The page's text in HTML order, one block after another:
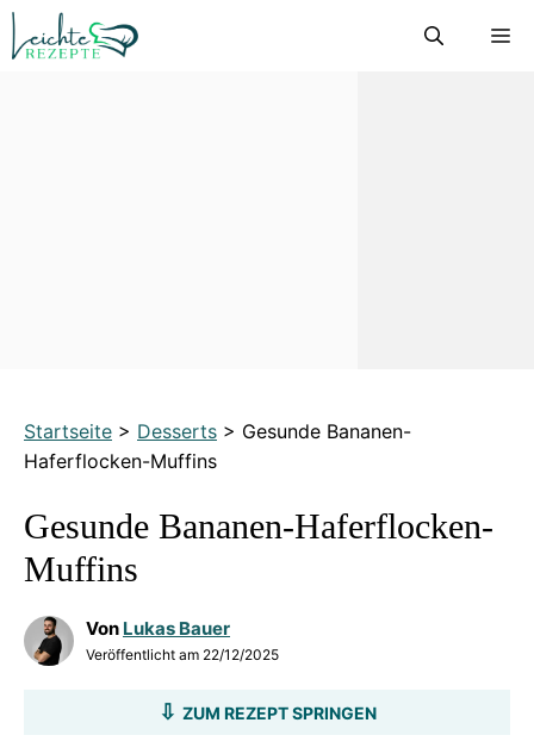
Zum
Inhalt
Startseite > Desserts > Gesunde Bananen-
Haferflocken-Muffins
Gesunde Bananen-Haferflocken-
Muffins
Von Lukas Bauer
Veröffentlicht am 22/12/2025
ZUM REZEPT SPRINGEN